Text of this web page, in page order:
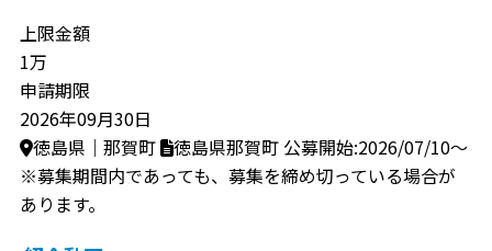
上限金額
1万
申請期限
2026年09月30日
徳島県｜那賀町
徳島県那賀町 公募開始:2026/07/10～
※募集期間内であっても、募集を締め切っている場合が
あります。